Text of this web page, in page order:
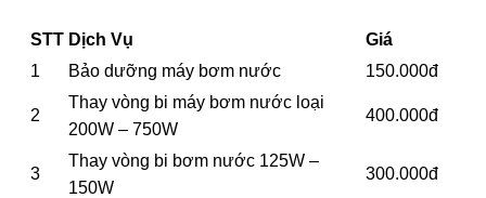
STT Dịch Vụ
Giá
1
Bảo dưỡng máy bơm nước 150.000đ
2
Thay vòng bi máy bơm nước loại
200W – 750W
400.000đ
3
Thay vòng bi bơm nước 125W –
150W
300.000đ